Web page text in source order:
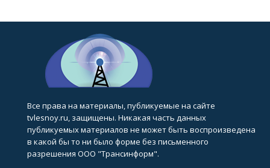
Все права на материалы, публикуемые на сайте
tvlesnoy.ru, защищены. Никакая часть данных
публикуемых материалов не может быть воспроизведена
в какой бы то ни было форме без письменного
разрешения ООО "Трансинформ".